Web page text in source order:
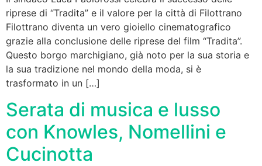
riprese di “Tradita” e il valore per la città di Filottrano
Filottrano diventa un vero gioiello cinematografico
grazie alla conclusione delle riprese del film “Tradita”.
Questo borgo marchigiano, già noto per la sua storia e
la sua tradizione nel mondo della moda, si è
trasformato in un […]
Serata di musica e lusso
con Knowles, Nomellini e
Cucinotta